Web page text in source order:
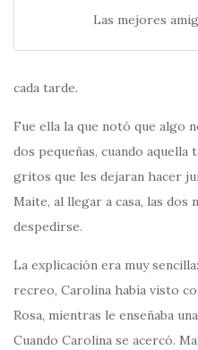
Las mejores
cada tarde.
Fue ella la que notó que algo
dos pequeñas, cuando
gritos que les dejaran hacer
Maite, al llegar a casa, las dos
despedirse.
La explicación era muy
recreo, Carolina había visto
Rosa, mientras le enseñaba
Cuando Carolina se acercó.